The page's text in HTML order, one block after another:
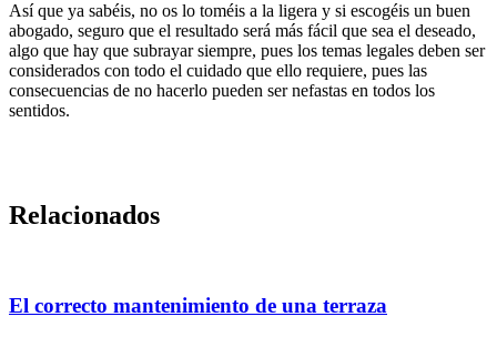
Así que ya sabéis, no os lo toméis a la ligera y si escogéis un buen
abogado, seguro que el resultado será más fácil que sea el deseado,
algo que hay que subrayar siempre, pues los temas legales deben ser
considerados con todo el cuidado que ello requiere, pues las
consecuencias de no hacerlo pueden ser nefastas en todos los
sentidos.
Relacionados
El correcto mantenimiento de una terraza